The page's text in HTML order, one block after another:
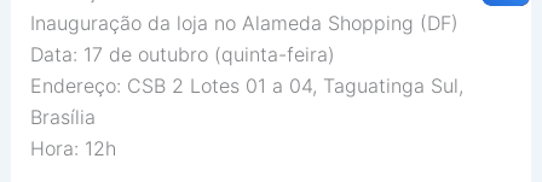
Inauguração da loja no Alameda Shopping (DF)
Data: 17 de outubro (quinta-feira)
Endereço: CSB 2 Lotes 01 a 04, Taguatinga Sul,
Brasília
Hora: 12h